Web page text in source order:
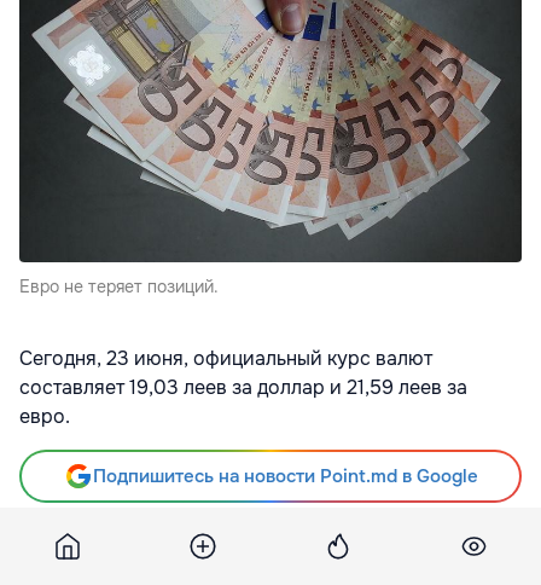
Евро не теряет позиций.
Сегодня, 23 июня, официальный курс валют
составляет 19,03 леев за доллар и 21,59 леев за
евро.
Подпишитесь на новости Point.md в Google
Источник